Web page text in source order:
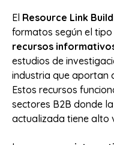
El Resource Link
formatos según el
recursos
estudios de
industria que aportan
Estos recursos
sectores B2B donde
actualizada tiene alto